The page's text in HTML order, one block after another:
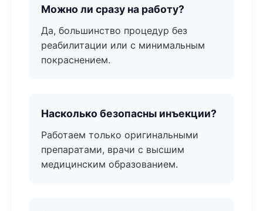
Можно ли сразу на работу?
Да, большинство процедур без
реабилитации или с минимальным
покраснением.
Насколько безопасны инъекции?
Работаем только оригинальными
препаратами, врачи с высшим
медицинским образованием.